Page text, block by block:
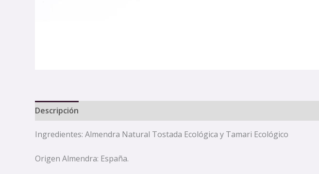
Descripción
Ingredientes: Almendra Natural Tostada Ecológica y Tamari Ecológico
Origen Almendra: España.